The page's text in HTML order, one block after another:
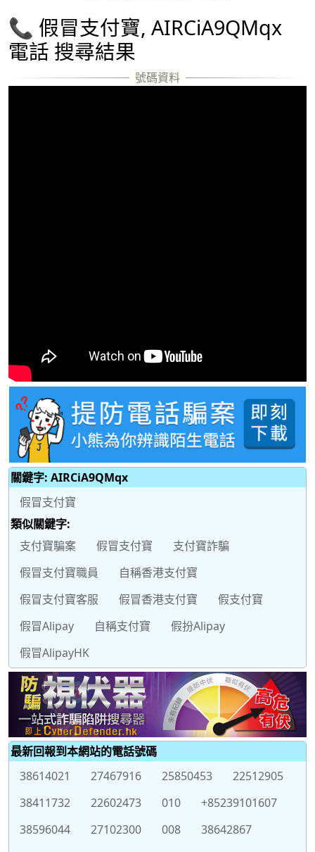
📞 假冒支付寶, AIRCiA9QMqx
電話 搜尋結果
關鍵字: AIRCiA9QMqx
假冒支付寶
類似關鍵字:
支付寶騙案
假冒支付寶
支付寶詐騙
假冒支付寶職員
自稱香港支付寶
假冒支付寶客服
假冒香港支付寶
假支付寶
假冒Alipay
自稱支付寶
假扮Alipay
假冒AlipayHK
最新回報到本網站的電話號碼
38614021
27467916 25850453
22512905
38411732
22602473 010
+85239101607
38596044
27102300 008
38642867